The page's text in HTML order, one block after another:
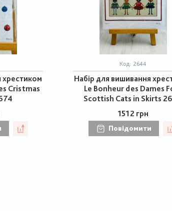
хрестиком
Cristmas
Код: 2644
Набір для вишивання
Le Bonheur des Dames
Scottish Cats in Skirts
1512 грн
Повідомити